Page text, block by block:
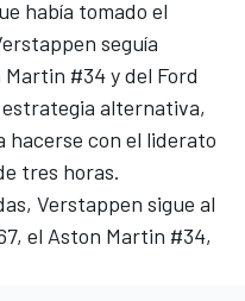
había tomado el
seguía
#34 y del Ford
alternativa,
hacerse con el liderato
tres horas.
Verstappen sigue al
el Aston Martin #34,